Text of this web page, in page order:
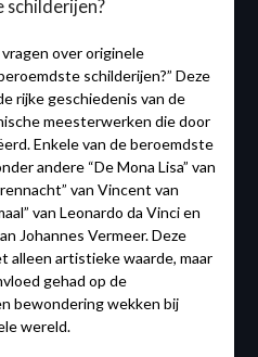
schilderijen?
over originele
schilderijen?” Deze
rijke geschiedenis van de
meesterwerken die door
Enkele van de beroemdste
andere “De Mona Lisa” van
van Vincent van
van Leonardo da Vinci en
Johannes Vermeer. Deze
alleen artistieke waarde, maar
gehad op de
bewondering wekken bij
wereld.